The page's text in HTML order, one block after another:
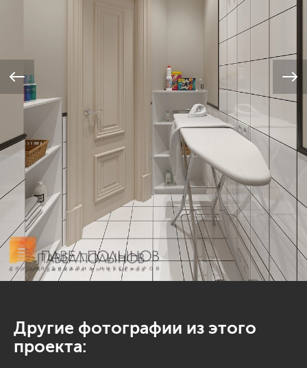
Другие фотографии из этого
проекта: